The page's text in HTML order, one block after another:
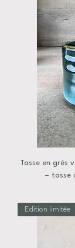
Tasse en grès
– tasse
Edition limitée